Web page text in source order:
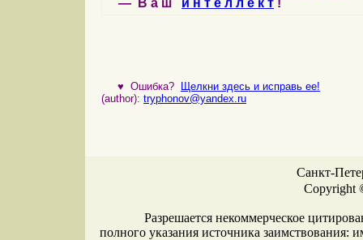
— В а ш и н т е л л е к т !
♥ Ошибка?
Щелкни здесь и исправь ее!
(author): tryphonov@yandex.ru
Санкт-
Copyright
Разрешается некоммерческое
полного указания источника заимствования: